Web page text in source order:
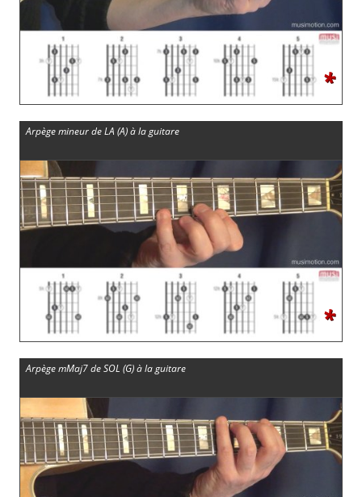
*
Arpège mineur de LA (A) à la guitare
*
Arpège mMaj7 de SOL (G) à la guitare